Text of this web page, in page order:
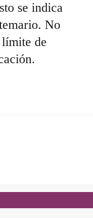
se indica
No
de